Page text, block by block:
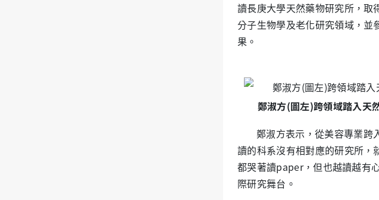
讀長庚大學天然藥物研究所，取
分子生物學及老化研究領域，並
果。
鄭淑方(圖左)跨領域踏入天
鄭淑方表示，從美容專業跨
讀的科系沒有相對應的研究所，
都哭著讀paper，但也越讀越有
際研究舞台。